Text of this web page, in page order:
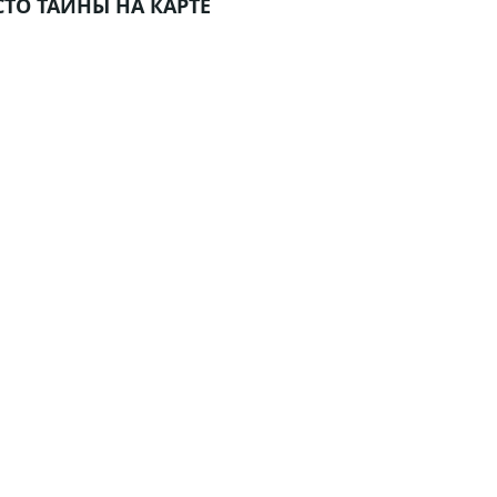
ТАЙНЫ НА КАРТЕ